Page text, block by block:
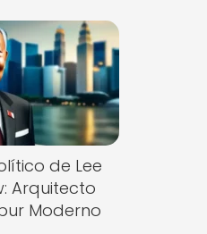
de Lee
Arquitecto
Moderno